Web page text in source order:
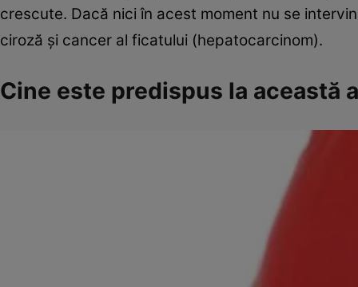
crescute. Dacă nici în acest moment nu se
ciroză şi cancer al ficatului (hepatocarcinom).
Cine este predispus la această